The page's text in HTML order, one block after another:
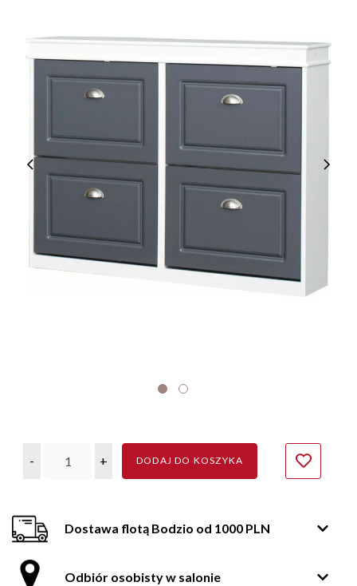
- + DODAJ DO KOSZYKA
Dostawa flotą Bodzio od 1000 PLN
Odbiór osobisty w salonie